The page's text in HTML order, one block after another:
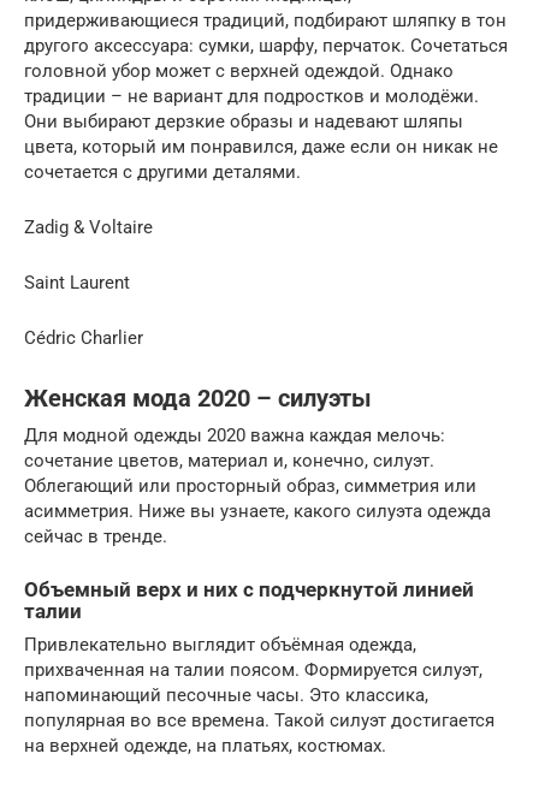
придерживающиеся традиций, подбирают шляпку в тон
другого аксессуара: сумки, шарфу, перчаток. Сочетаться
головной убор может с верхней одеждой. Однако
традиции – не вариант для подростков и молодёжи.
Они выбирают дерзкие образы и надевают шляпы
цвета, который им понравился, даже если он никак не
сочетается с другими деталями.
Zadig & Voltaire
Saint Laurent
Cédric Charlier
Женская мода 2020 – силуэты
Для модной одежды 2020 важна каждая мелочь:
сочетание цветов, материал и, конечно, силуэт.
Облегающий или просторный образ, симметрия или
асимметрия. Ниже вы узнаете, какого силуэта одежда
сейчас в тренде.
Объемный верх и них с подчеркнутой линией
талии
Привлекательно выглядит объёмная одежда,
прихваченная на талии поясом. Формируется силуэт,
напоминающий песочные часы. Это классика,
популярная во все времена. Такой силуэт достигается
на верхней одежде, на платьях, костюмах.